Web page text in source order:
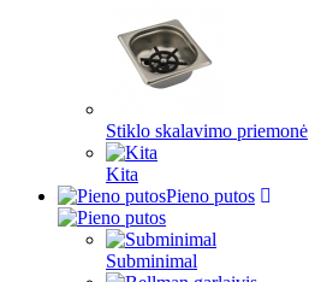
Stiklo skalavimo priemonė
Kita
Pieno putos
Subminimal